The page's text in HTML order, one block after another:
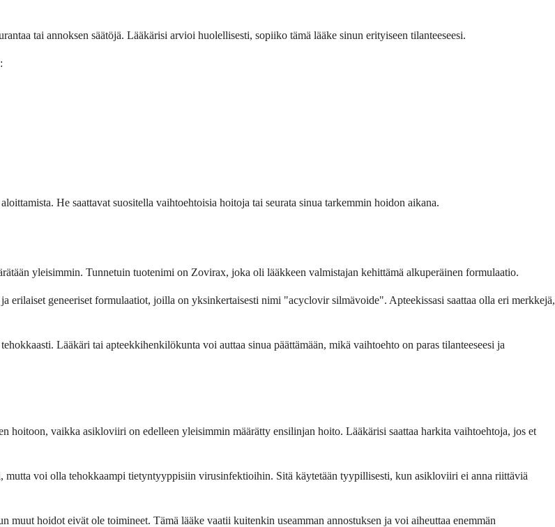
tai annoksen säätöjä. Lääkärisi arvioi huolellisesti, sopiiko tämä lääke sinun erityiseen tilanteeseesi.
He saattavat suositella vaihtoehtoisia hoitoja tai seurata sinua tarkemmin hoidon aikana.
yleisimmin. Tunnetuin tuotenimi on Zovirax, joka oli lääkkeen valmistajan kehittämä alkuperäinen formulaatio.
geneeriset formulaatiot, joilla on yksinkertaisesti nimi "acyclovir silmävoide". Apteekissasi saattaa olla eri merkkejä,
Lääkäri tai apteekkihenkilökunta voi auttaa sinua päättämään, mikä vaihtoehto on paras tilanteeseesi ja
vaikka asikloviiri on edelleen yleisimmin määrätty ensilinjan hoito. Lääkärisi saattaa harkita vaihtoehtoja, jos et
voi olla tehokkaampi tietyntyyppisiin virusinfektioihin. Sitä käytetään tyypillisesti, kun asikloviiri ei anna riittäviä
hoidot eivät ole toimineet. Tämä lääke vaatii kuitenkin useamman annostuksen ja voi aiheuttaa enemmän